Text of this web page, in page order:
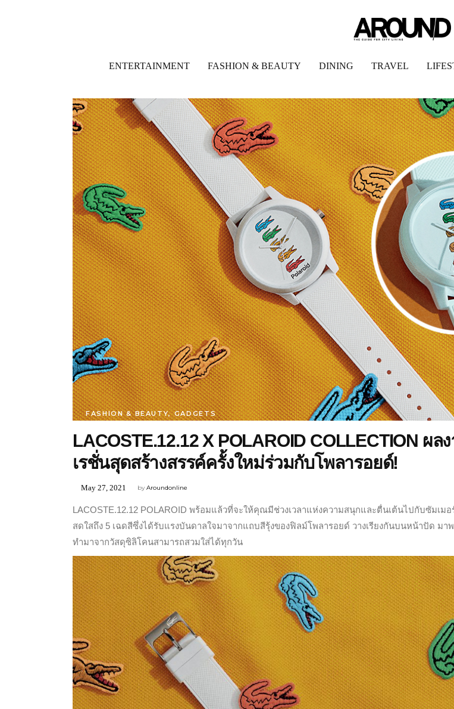
ENTERTAINMENT FASHION & BEAUTY DINING TRAVEL
FASHION & BEAUTY,GADGETS
LACOSTE.12.12 X POLAROID COLLECTION ผล
เรชั่นสุดสร้างสรรค์ครั้งใหม่ร่วมกับโพลารอยด์!
byAroundonline
May 27, 2021
LACOSTE.12.12 POLAROID พร้อมแล้วที่จะให้คุณมีช่วงเวลาแห่งความสนุกและตื่นเต้นไปกับซัมเม
สดใสถึง 5 เฉดสีซึ่งได้รับแรงบันดาลใจมาจากแถบสีรุ้งของฟิลม์โพลารอยด์ วางเรียงกันบนหน้าปัด มา
ทำมาจากวัสดุซิลิโคนสามารถสวมใส่ได้ทุกวัน